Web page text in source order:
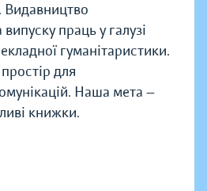
Видавництво
випуску праць у галузі
гуманітаристики.
для
Наша мета —
книжки.